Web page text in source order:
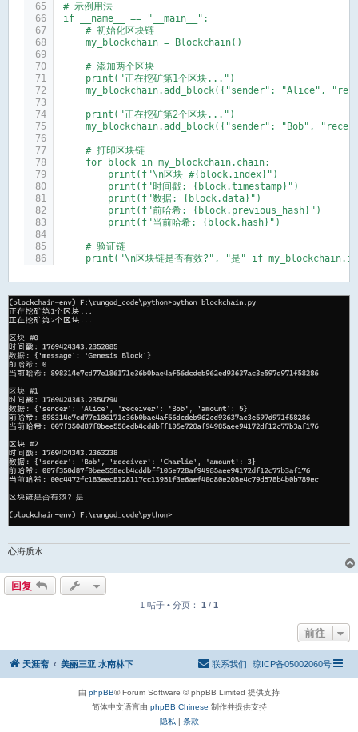
# 示例用法
if __name__ == "__main__":
    # 初始化区块链
    my_blockchain = Blockchain()
    # 添加两个区块
    print("正在挖矿第1个区块...")
my_blockchain.add_block({"sender": "Alice",
    print("正在挖矿第2个区块...")
my_blockchain.add_block({"sender": "Bob",
    # 打印区块链
    for block in my_blockchain.chain:
        print(f"\n区块 #{block.index}")
        print(f"时间戳: {block.timestamp}")
        print(f"数据: {block.data}")
        print(f"前哈希: {block.previous_hash}")
        print(f"当前哈希: {block.hash}")
    # 验证链
print("\n区块链是否有效?", "是" if
心海质水
回复
1 帖子 • 分页： 1 / 1
前往
天涯斋 美丽三亚 水南林下 琼ICP备05002060号
联系我们
由 phpBB® Forum Software © phpBB Limited 提供支持
简体中文语言由 phpBB Chinese 制作并提供支持
隐私| 条款